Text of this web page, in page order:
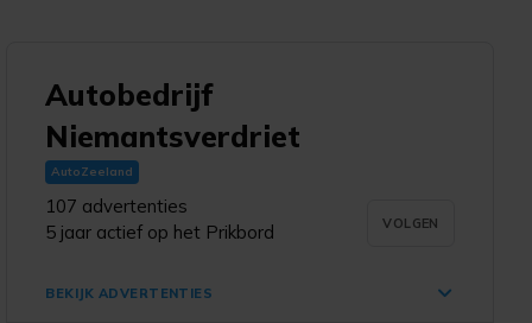
Autobedrijf
Niemantsverdriet
AutoZeeland
107 advertenties
5 jaar actief op het Prikbord
VOLGEN
BEKIJK ADVERTENTIES